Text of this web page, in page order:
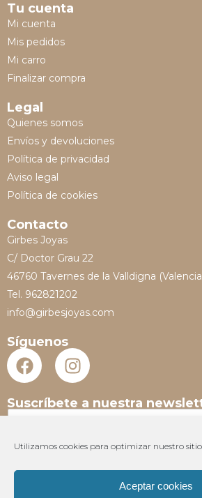
Utilizamos cookies para optimizar nuestro
Aceptar cookies
Tu cuenta
Mi cuenta
Mis pedidos
Mi carro
Finalizar compra
Legal
Quienes somos
Envíos y devoluciones
Política de privacidad
Aviso legal
Política de cookies
Contacto
Girbes Joyas
C/ Doctor Grau 22
46760 Tavernes de la Valldigna
Tel. 962821202
info@girbesjoyas.com
Síguenos
Suscríbete a nuestra
N
m
m